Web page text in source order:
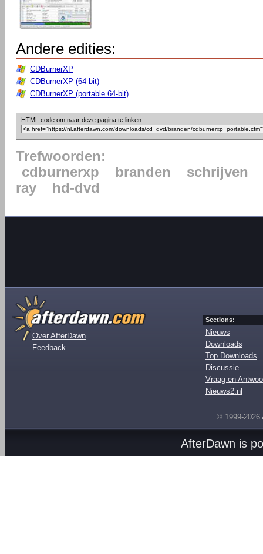
Andere edities:
CDBurnerXP
CDBurnerXP (64-bit)
CDBurnerXP (portable 64-bit)
HTML code om naar deze pagina te linken:
Trefwoorden:
cdburnerxp
branden
schrijven
ray
hd-dvd
Over AfterDawn
Feedback
Sections:
Nieuws
Downloads
Top Downloads
Discussie
Vraag en
Nieuws2.nl
© 1999-2026
AfterDawn is